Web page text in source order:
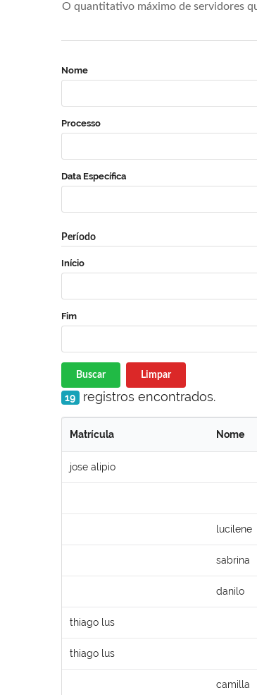
O quantitativo máximo de servidores
Nome
Processo
Data Específica
Período
Início
Fim
Buscar Limpar
19 registros encontrados.
Matrícula Nome
jose alipio
lucilene
sabrina
danilo
thiago lus
thiago lus
camilla